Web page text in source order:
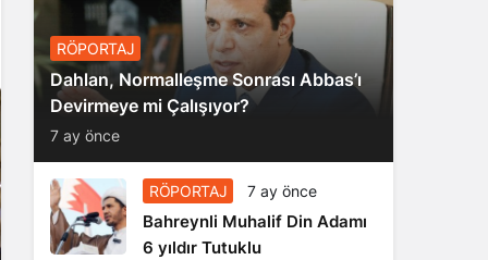
RÖPORTAJ
Dahlan, Normalleşme Sonrası Abbas’ı
Devirmeye mi Çalışıyor?
7 ay önce
RÖPORTAJ 7 ay önce
Bahreynli Muhalif Din Adamı
6 yıldır Tutuklu